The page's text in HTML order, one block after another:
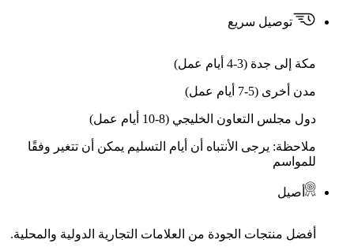
توصيل سريع
مكة إلى جدة (3-4 أيام عمل)
مدن أخرى (5-7 أيام عمل)
دول مجلس التعاون الخليجي (8-10 أيام عمل)
ملاحظة: يرجى الأنتباه أن أيام التسليم يمكن أن تتغير وفقًا
للمواسم
أصيل
أفضل منتجات الجودة من العلامات التجارية الدولية والمحلية.